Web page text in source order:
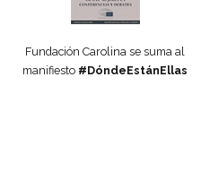
Fundación Carolina se suma al
manifiesto #DóndeEstánEllas